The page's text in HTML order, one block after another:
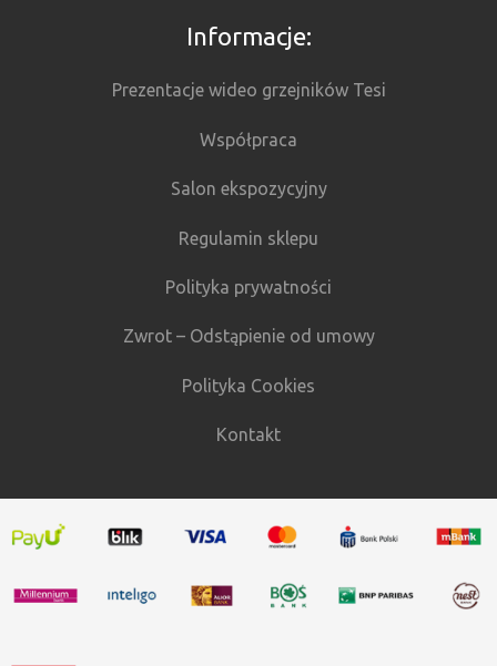
Informacje:
Prezentacje wideo grzejników Tesi
Współpraca
Salon ekspozycyjny
Regulamin sklepu
Polityka prywatności
Zwrot – Odstąpienie od umowy
Polityka Cookies
Kontakt